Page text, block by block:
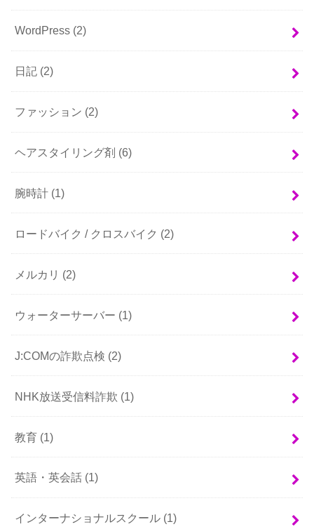
WordPress (2)
日記 (2)
ファッション (2)
ヘアスタイリング剤 (6)
腕時計 (1)
ロードバイク / クロスバイク (2)
メルカリ (2)
ウォーターサーバー (1)
J:COMの詐欺点検 (2)
NHK放送受信料詐欺 (1)
教育 (1)
英語・英会話 (1)
インターナショナルスクール (1)